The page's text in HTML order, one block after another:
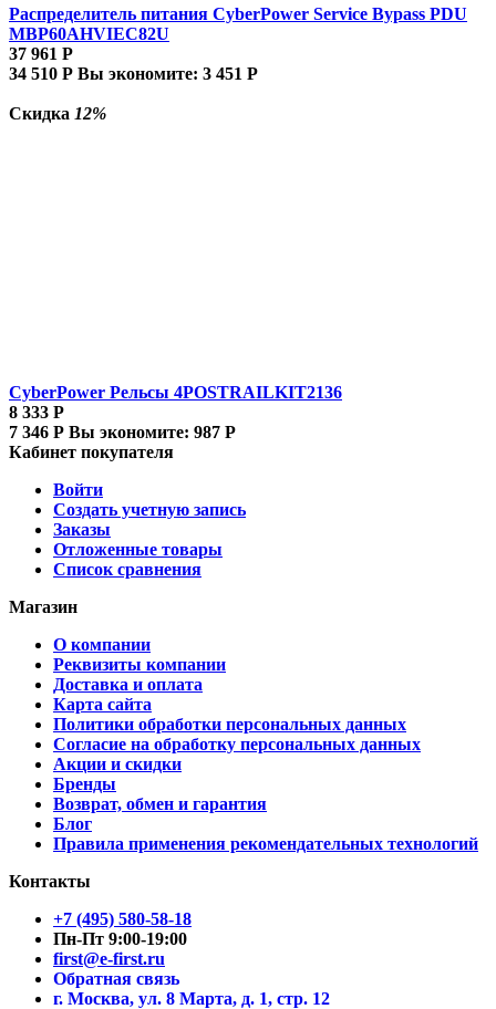
Распределитель питания CyberPower Service Bypass PDU
MBP60AHVIEC82U
37 961 Р
34 510 Р Вы экономите: 3 451 Р
Скидка 12%
CyberPower Рельсы 4POSTRAILKIT2136
8 333 Р
7 346 Р Вы экономите: 987 Р
Кабинет покупателя
Войти
Создать учетную запись
Заказы
Отложенные товары
Список сравнения
Магазин
О компании
Реквизиты компании
Доставка и оплата
Карта сайта
Политики обработки персональных данных
Согласие на обработку персональных данных
Акции и скидки
Бренды
Возврат, обмен и гарантия
Блог
Правила применения рекомендательных технологий
Контакты
+7 (495) 580-58-18
Пн-Пт 9:00-19:00
first@e-first.ru
Обратная связь
г. Москва, ул. 8 Марта, д. 1, стр. 12